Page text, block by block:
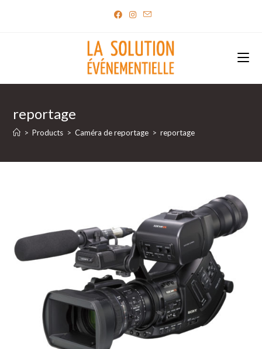
reportage
> Products > Caméra de reportage > reportage